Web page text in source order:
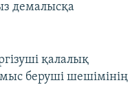
демалысқа
қалалық
беруші шешімінің